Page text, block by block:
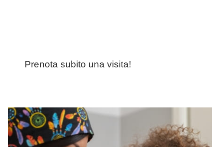
Prenota subito una visita!